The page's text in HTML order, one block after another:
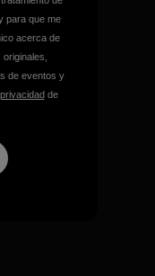
para que me
acerca de
de eventos y
de